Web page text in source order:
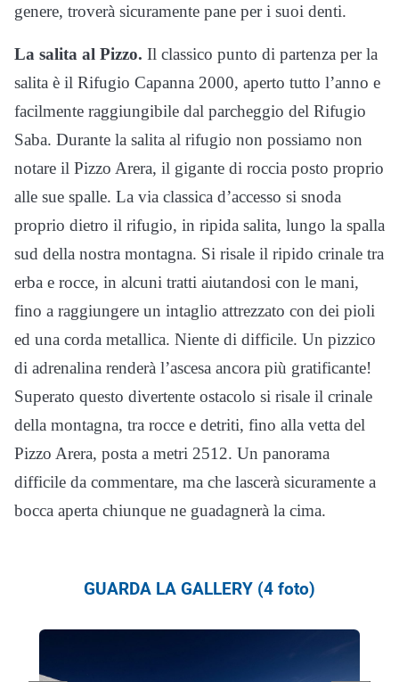
genere, troverà sicuramente pane per i suoi denti.
La salita al Pizzo. Il classico punto di partenza per la
salita è il Rifugio Capanna 2000, aperto tutto l’anno e
facilmente raggiungibile dal parcheggio del Rifugio
Saba. Durante la salita al rifugio non possiamo non
notare il Pizzo Arera, il gigante di roccia posto proprio
alle sue spalle. La via classica d’accesso si snoda
proprio dietro il rifugio, in ripida salita, lungo la spalla
sud della nostra montagna. Si risale il ripido crinale tra
erba e rocce, in alcuni tratti aiutandosi con le mani,
fino a raggiungere un intaglio attrezzato con dei pioli
ed una corda metallica. Niente di difficile. Un pizzico
di adrenalina renderà l’ascesa ancora più gratificante!
Superato questo divertente ostacolo si risale il crinale
della montagna, tra rocce e detriti, fino alla vetta del
Pizzo Arera, posta a metri 2512. Un panorama
difficile da commentare, ma che lascerà sicuramente a
bocca aperta chiunque ne guadagnerà la cima.
GUARDA LA GALLERY (4 foto)